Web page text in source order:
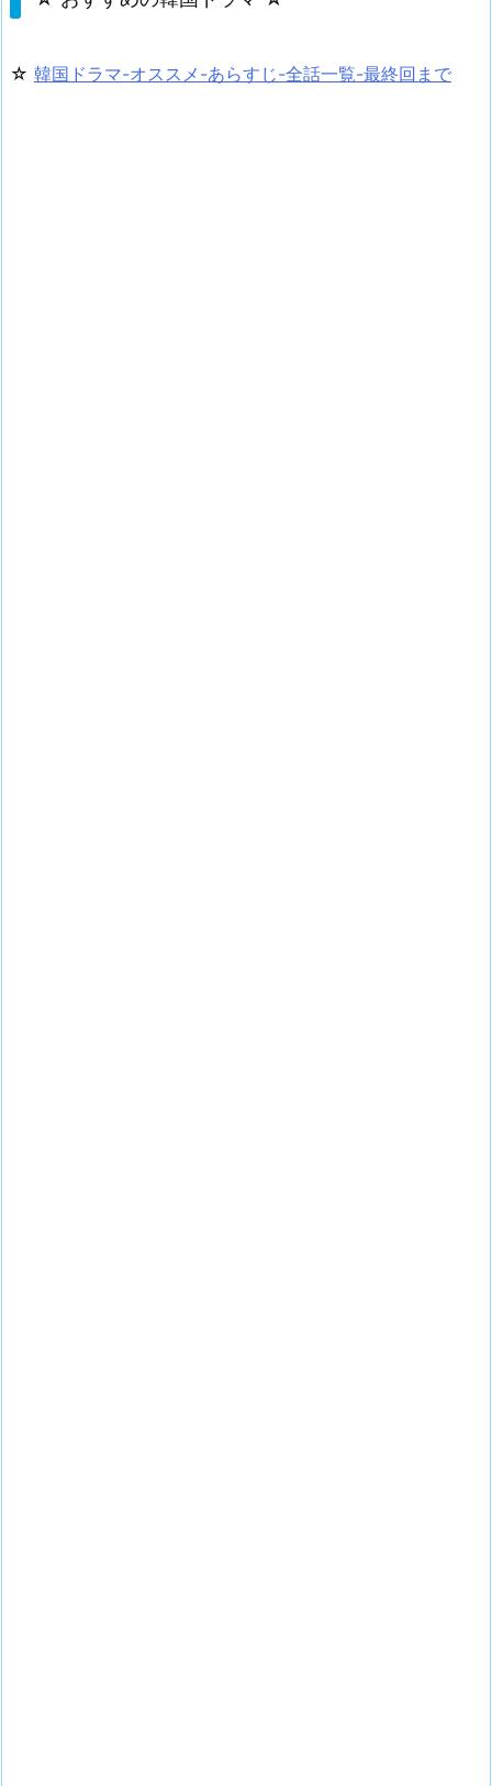
☆ 韓国ドラマ-オススメ-あらすじ-全話一覧-最終回まで